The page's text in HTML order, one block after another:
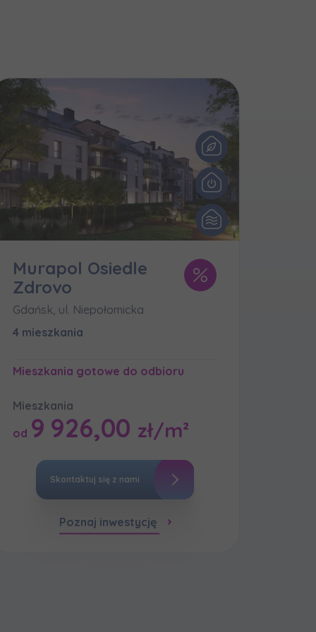
Murapol Osiedle
Zdrovo
Gdańsk, ul. Niepołomicka
4 mieszkania
Mieszkania gotowe do odbioru
Mieszkania
od 9 926,00 zł/m²
Skontaktuj się z nami
Poznaj inwestycję